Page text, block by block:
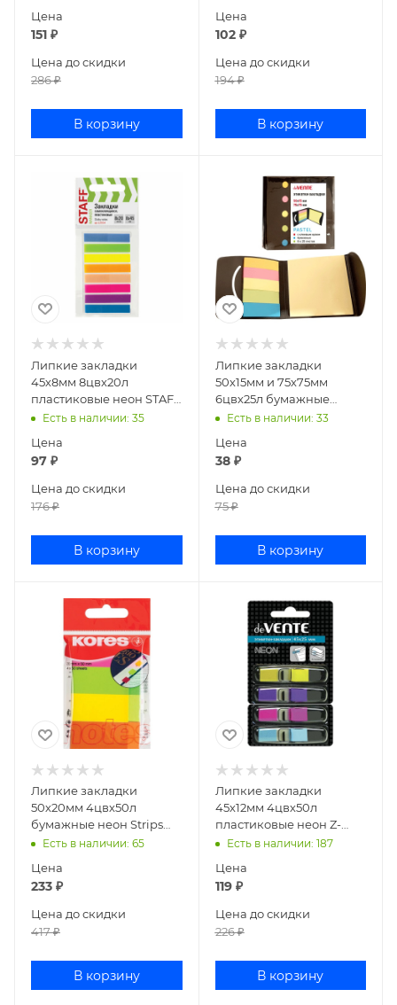
Цена
151 ₽
Цена до скидки
286₽
В корзину
Цена
102₽
Цена до скидки
194₽
В корзину
Липкие закладки
45х8мм 8цвх20л
пластиковые неон STAFF
129354
Есть в наличии: 35
Цена
97 ₽
Цена до скидки
176₽
В корзину
Липкие закладки
50х15мм и 75х75мм
6цвх25л бумажные
пастель deVENTE 2011001
Есть в наличии: 33
Цена
38₽
Цена до скидки
75₽
В корзину
Липкие закладки
50х20мм 4цвх50л
бумажные неон Strips
Kores 45104 81594
Есть в наличии: 65
Цена
233 ₽
Цена до скидки
417₽
В корзину
Липкие закладки
45х12мм 4цвх50л
пластиковые неон Z-
сложение deVENTE
Есть в наличии: 187
Цена
119₽
Цена до скидки
226₽
В корзину